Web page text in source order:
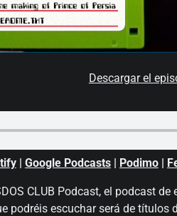
Descargar el
| Google Podcasts | Podimo |
CLUB Podcast, el podcast
podréis escuchar será de títulos